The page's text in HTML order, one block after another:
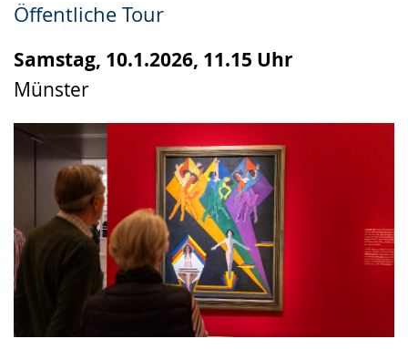
Öffentliche Tour
Samstag, 10.1.2026, 11.15 Uhr
Münster
wird